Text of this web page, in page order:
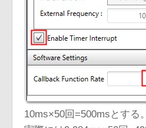
10ms×50回=500msとする。